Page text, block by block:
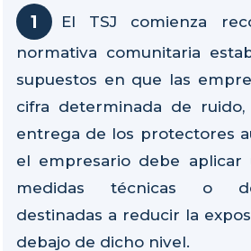
El TSJ comienza
normativa comunitaria
supuestos en que las
cifra determinada de
entrega de los protectores
el empresario debe aplicar
medidas técnicas o
destinadas a reducir la
debajo de dicho nivel.